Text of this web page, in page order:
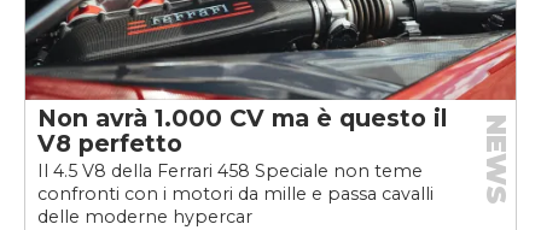
Non avrà 1.000 CV ma è questo il
V8 perfetto
Il 4.5 V8 della Ferrari 458 Speciale non teme
confronti con i motori da mille e passa cavalli
delle moderne hypercar
NEWS